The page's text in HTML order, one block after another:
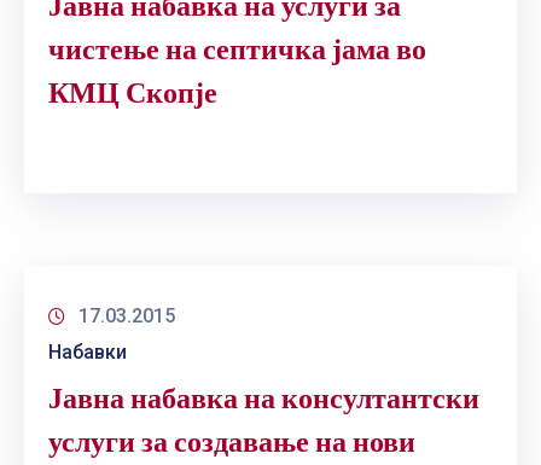
НАБАВКИ
чистење на септичка јама во
КМЦ Скопје
17.03.2015
Набавки
Јавна набавка на консултантски
услуги за создавање на нови